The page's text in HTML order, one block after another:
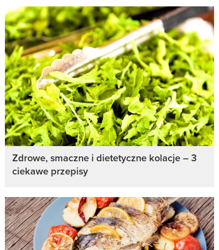
Zdrowe, smaczne i dietetyczne kolacje – 3
ciekawe przepisy